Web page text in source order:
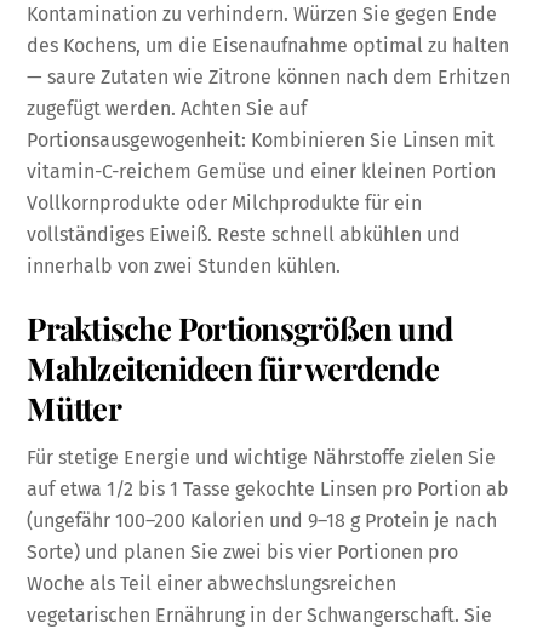
Kontamination zu verhindern. Würzen Sie gegen Ende
des Kochens, um die Eisenaufnahme optimal zu halten
— saure Zutaten wie Zitrone können nach dem Erhitzen
zugefügt werden. Achten Sie auf
Portionsausgewogenheit: Kombinieren Sie Linsen mit
vitamin-C-reichem Gemüse und einer kleinen Portion
Vollkornprodukte oder Milchprodukte für ein
vollständiges Eiweiß. Reste schnell abkühlen und
innerhalb von zwei Stunden kühlen.
Praktische Portionsgrößen und
Mahlzeitenideen für werdende
Mütter
Für stetige Energie und wichtige Nährstoffe zielen Sie
auf etwa 1/2 bis 1 Tasse gekochte Linsen pro Portion ab
(ungefähr 100–200 Kalorien und 9–18 g Protein je nach
Sorte) und planen Sie zwei bis vier Portionen pro
Woche als Teil einer abwechslungsreichen
vegetarischen Ernährung in der Schwangerschaft. Sie